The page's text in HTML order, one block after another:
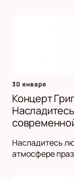
30 января
Концерт
Насладитесь
атмосфере